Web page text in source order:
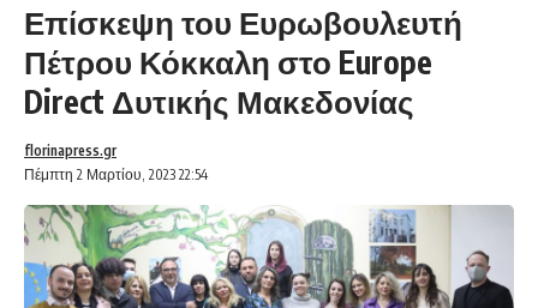
Επίσκεψη του Ευρωβουλευτή
Πέτρου Κόκκαλη στο Europe
Direct Δυτικής Μακεδονίας
Πέμπτη 2 Μαρτίου, 2023 22:54
florinapress.gr